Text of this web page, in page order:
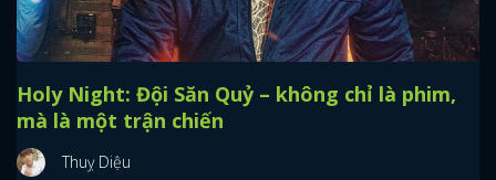
Holy Night: Đội Săn Quỷ – không chỉ là phim,
mà là một trận chiến
Thuỵ Diệu